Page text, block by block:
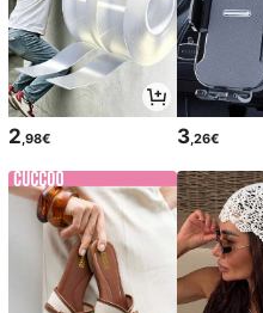
2 ,98€ 3,26€